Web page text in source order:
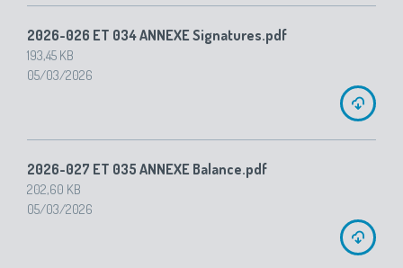
2026-026 ET 034 ANNEXE Signatures.pdf
193,45 KB
05/03/2026
2026-027 ET 035 ANNEXE Balance.pdf
202,60 KB
05/03/2026